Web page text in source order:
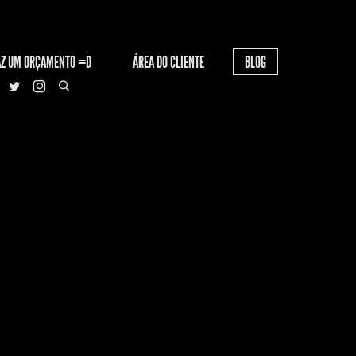
UM ORÇAMENTO =D ÁREA DO CLIENTE BLOG